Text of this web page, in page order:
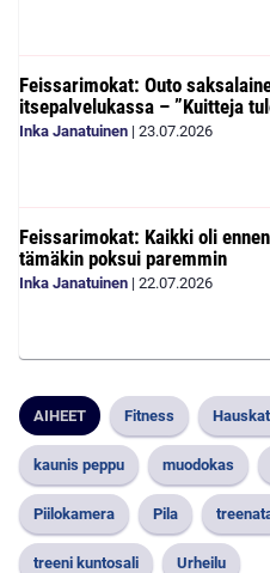
Feissarimokat: Outo
itsepalvelukassa – ”Kuitteja
Inka Janatuinen | 23.07.2026
Feissarimokat: Kaikki oli
tämäkin poksui paremmin
Inka Janatuinen | 22.07.2026
AIHEET Fitness
kaunis peppu muodokas
Piilokamera Pila
treeni kuntosali Urheilu